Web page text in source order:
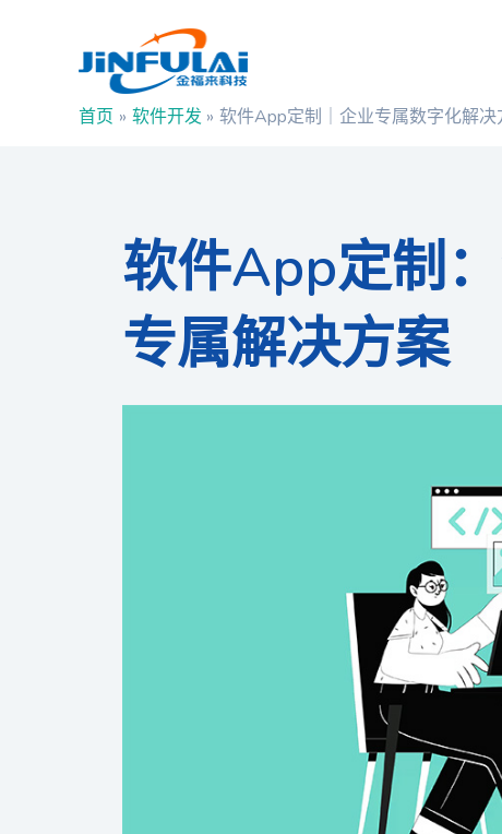
首页 软件开发 软件App定制｜企业专属数字化解决
软件App定制
专属解决方案
navigation